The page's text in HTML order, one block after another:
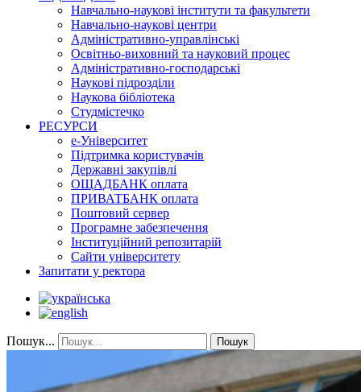
Навчально-наукові інститути та факультети
Навчально-наукові центри
Адміністративно-управлінські
Освітньо-виховний та науковий процес
Адміністративно-господарські
Наукові підрозділи
Наукова бібліотека
Студмістечко
РЕСУРСИ
е-Університет
Підтримка користувачів
Державні закупівлі
ОЩАДБАНК оплата
ПРИВАТБАНК оплата
Поштовий сервер
Програмне забезпечення
Інституційний репозитарій
Сайти університету
Запитати у ректора
Пошук... Пошук